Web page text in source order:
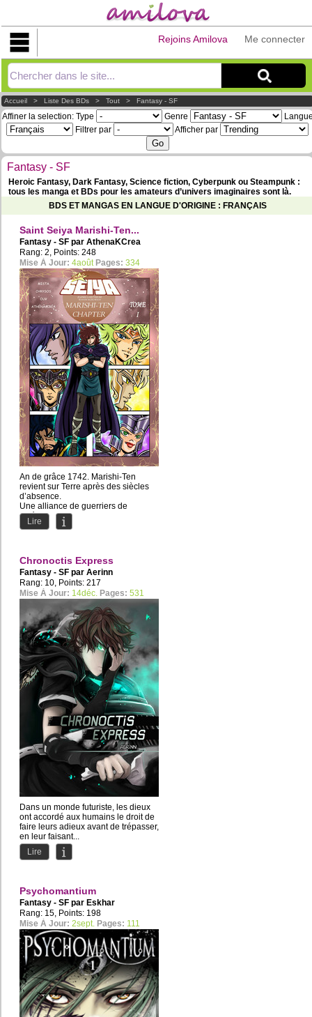
Me connecter
Rejoins Amilova
Accueil >Liste Des BDs >Tout >Fantasy - SF
Affiner la selection: Type Genre
Filtrer par
Afficher par
Fantasy - SF
Heroic Fantasy, Dark Fantasy, Science fiction, Cyberpunk ou Steampunk :
tous les manga et BDs pour les amateurs d’univers imaginaires sont là.
BDS ET MANGAS EN LANGUE D'ORIGINE : FRANÇAIS
Saint Seiya Marishi-Ten...
Fantasy - SF par AthenaKCrea
Rang: 2, Points: 248
Mise À Jour: 4août Pages: 334
An de grâce 1742. Marishi-Ten
revient sur Terre après des siècles
d’absence.
Une alliance de guerriers de
différents camps va...
Lire
Chronoctis Express
Fantasy - SF par Aerinn
Rang: 10, Points: 217
Mise À Jour: 14déc. Pages: 531
Dans un monde futuriste, les dieux
ont accordé aux humains le droit de
faire leurs adieux avant de trépasser,
en leur faisant...
Lire
Psychomantium
Fantasy - SF par Eskhar
Rang: 15, Points: 198
Mise À Jour: 2sept. Pages: 111